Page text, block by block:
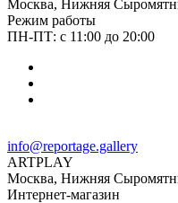
Москва, Нижняя
Режим работы
ПН-ПТ: с 11:00 до 20:00
info@reportage.gallery
ARTPLAY
Москва, Нижняя
Интернет-магазин